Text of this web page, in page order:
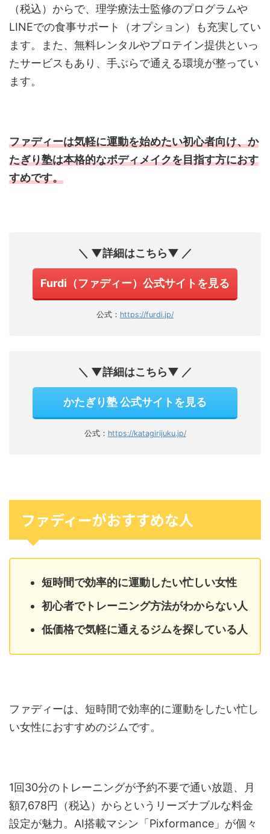
（税込）からで、理学療法士監修のプログラムや
LINEでの食事サポート（オプション）も充実してい
ます。また、無料レンタルやプロテイン提供といっ
たサービスもあり、手ぶらで通える環境が整ってい
ます。
ファディーは気軽に運動を始めたい初心者向け、か
たぎり塾は本格的なボディメイクを目指す方におす
すめです。
＼ ▼詳細はこちら▼ ／
Furdi（ファディー）公式サイトを見る
公式： https://furdi.jp/
＼ ▼詳細はこちら▼ ／
かたぎり塾 公式サイトを見る
公式： https://katagirijuku.jp/
ファディーがおすすめな人
短時間で効率的に運動したい忙しい女性
初心者でトレーニング方法がわからない人
低価格で気軽に通えるジムを探している人
ファディーは、短時間で効率的に運動をしたい忙し
い女性におすすめのジムです。
1回30分のトレーニングが予約不要で通い放題、月
額7,678円（税込）からというリーズナブルな料金
設定が魅力。AI搭載マシン「Pixformance」が個々